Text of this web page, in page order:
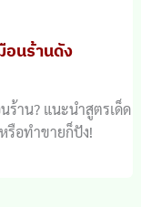
อนร้านดัง
ร้าน? แนะนำสูตรเด็ด
รือทำขายก็ปัง!